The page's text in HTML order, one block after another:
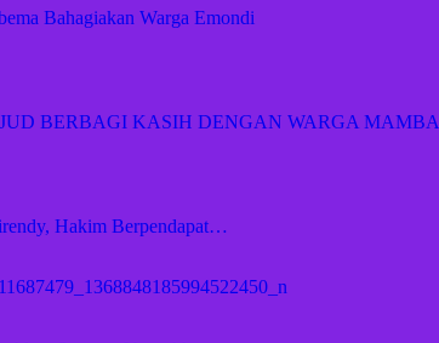
Bahagiakan Warga Emondi
BERBAGI KASIH DENGAN WARGA MAMBA
Hakim Berpendapat…